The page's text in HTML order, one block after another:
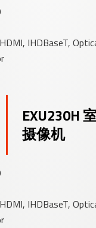
IHDBaseT,
EXU230H
摄像机
IHDBaseT,